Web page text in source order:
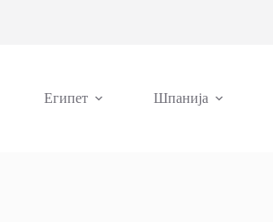
Египет Шпанија